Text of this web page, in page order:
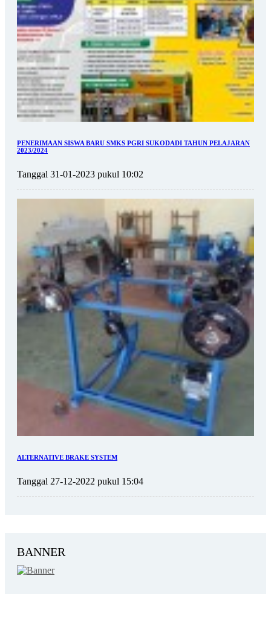
PENERIMAAN SISWA BARU SMKS PGRI SUKODADI TAHUN PELAJARAN
2023/2024
Tanggal 31-01-2023 pukul 10:02
ALTERNATIVE BRAKE SYSTEM
Tanggal 27-12-2022 pukul 15:04
BANNER